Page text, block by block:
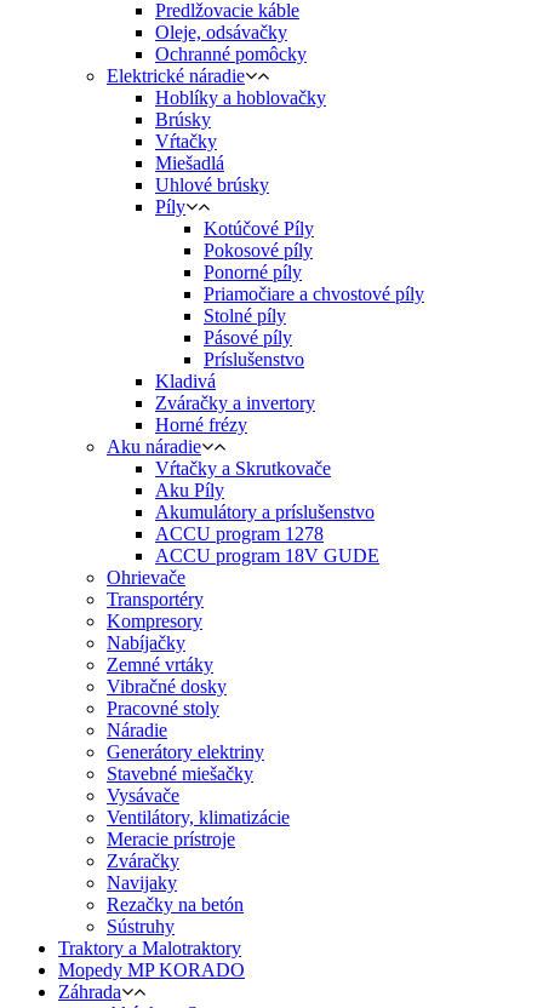
Predlžovacie káble
Oleje, odsávačky
Ochranné pomôcky
Elektrické náradie
Hoblíky a hoblovačky
Brúsky
Vŕtačky
Miešadlá
Uhlové brúsky
Píly
Kotúčové Píly
Pokosové píly
Ponorné píly
Priamočiare a chvostové píly
Stolné píly
Pásové píly
Príslušenstvo
Kladivá
Zváračky a invertory
Horné frézy
Aku náradie
Vŕtačky a Skrutkovače
Aku Píly
Akumulátory a príslušenstvo
ACCU program 1278
ACCU program 18V GUDE
Ohrievače
Transportéry
Kompresory
Nabíjačky
Zemné vrtáky
Vibračné dosky
Pracovné stoly
Náradie
Generátory elektriny
Stavebné miešačky
Vysávače
Ventilátory, klimatizácie
Meracie prístroje
Zváračky
Navijaky
Rezačky na betón
Sústruhy
Traktory a Malotraktory
Mopedy MP KORADO
Záhrada